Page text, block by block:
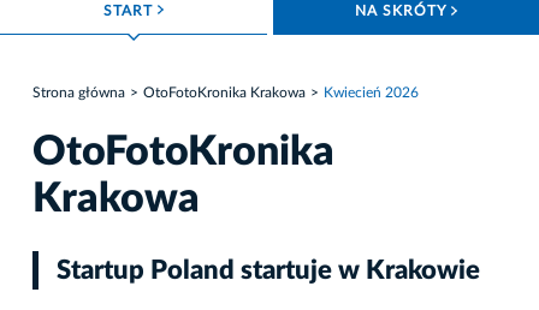
START ROZWIŃ MENU NA SKRÓTY
Strona główna OtoFotoKronika Krakowa Kwiecień 2026
OtoFotoKronika
Krakowa
Startup Poland startuje w Krakowie